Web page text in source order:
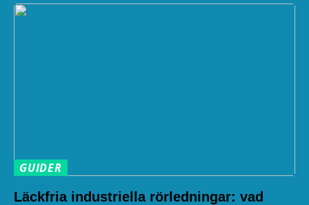
GUIDER
Läckfria industriella rörledningar: vad